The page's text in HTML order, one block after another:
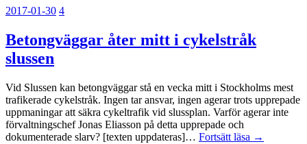
2017-01-30 4
Betongväggar åter mitt i cykelstråk
slussen
Vid Slussen kan betongväggar stå en vecka mitt i Stockholms mest
trafikerade cykelstråk. Ingen tar ansvar, ingen agerar trots upprepade
uppmaningar att säkra cykeltrafik vid slussplan. Varför agerar inte
förvaltningschef Jonas Eliasson på detta upprepade och
dokumenterade slarv? [texten uppdateras]… Fortsätt läsa →